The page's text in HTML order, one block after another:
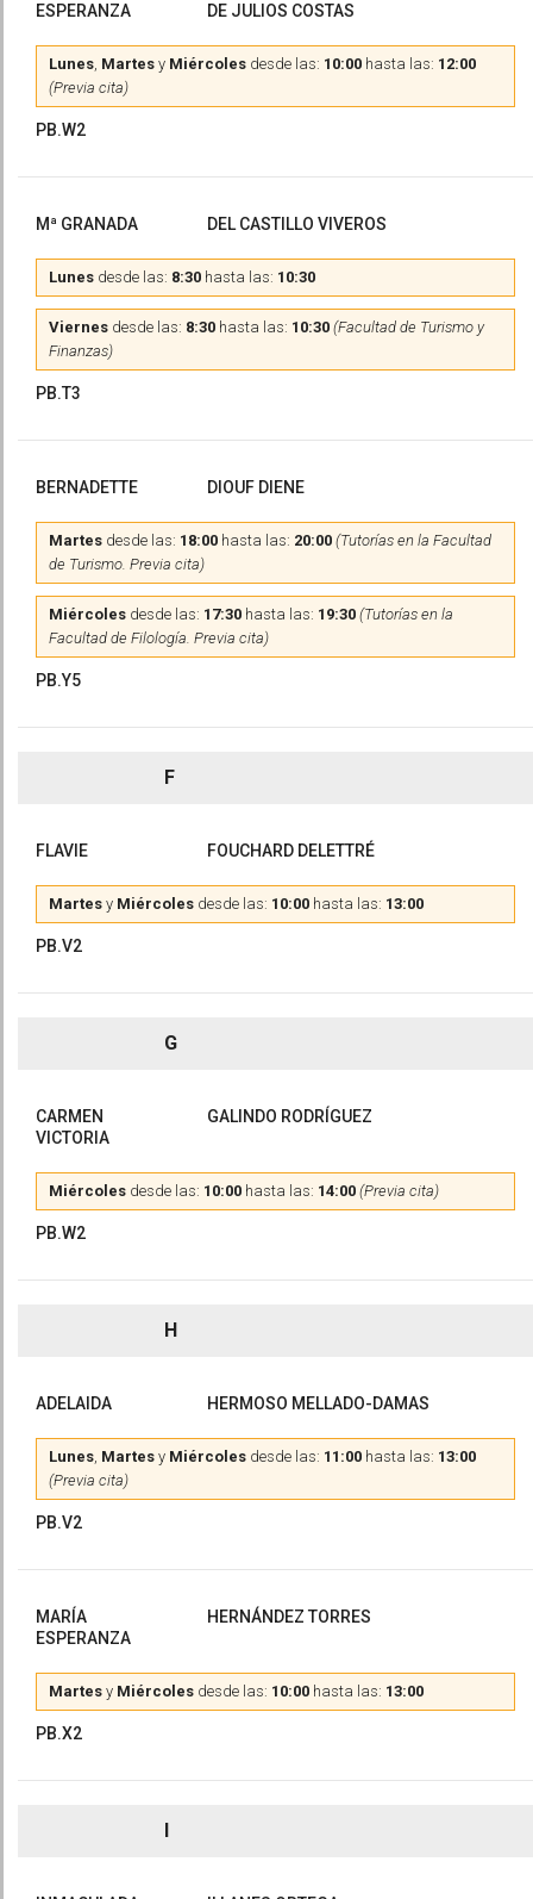
ESPERANZA DE JULIOS COSTAS
Lunes, Martes y Miércoles desde las: 10:00 hasta las: 12:00
(Previa cita)
PB.W2
Mª GRANADA DEL CASTILLO VIVEROS
Lunes desde las: 8:30 hasta las: 10:30
Viernes desde las: 8:30 hasta las: 10:30 (Facultad de Turismo y
Finanzas)
PB.T3
BERNADETTE DIOUF DIENE
Martes desde las: 18:00 hasta las: 20:00 (Tutorías en la Facultad
de Turismo. Previa cita)
Miércoles desde las: 17:30 hasta las: 19:30 (Tutorías en la
Facultad de Filología. Previa cita)
PB.Y5
F
FLAVIE FOUCHARD DELETTRÉ
Martes y Miércoles desde las: 10:00 hasta las: 13:00
PB.V2
G
CARMEN
VICTORIA
GALINDO RODRÍGUEZ
Miércoles desde las: 10:00 hasta las: 14:00 (Previa cita)
PB.W2
H
ADELAIDA HERMOSO MELLADO-DAMAS
Lunes, Martes y Miércoles desde las: 11:00 hasta las: 13:00
(Previa cita)
PB.V2
MARÍA
ESPERANZA
HERNÁNDEZ TORRES
Martes y Miércoles desde las: 10:00 hasta las: 13:00
PB.X2
I